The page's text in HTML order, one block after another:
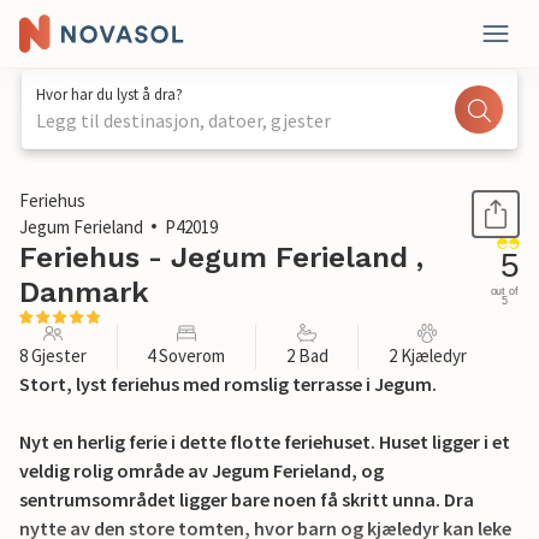
Hvor har du lyst å dra?
Legg til destinasjon, datoer, gjester
1 / 34
Feriehus
Jegum Ferieland
P42019
Feriehus - Jegum Ferieland ,
Danmark
5
out of
5
8 Gjester 4 Soverom 2 Bad 2 Kjæledyr
Stort, lyst feriehus med romslig terrasse i Jegum.
Nyt en herlig ferie i dette flotte feriehuset. Huset ligger i et
veldig rolig område av Jegum Ferieland, og
sentrumsområdet ligger bare noen få skritt unna. Dra
nytte av den store tomten, hvor barn og kjæledyr kan leke